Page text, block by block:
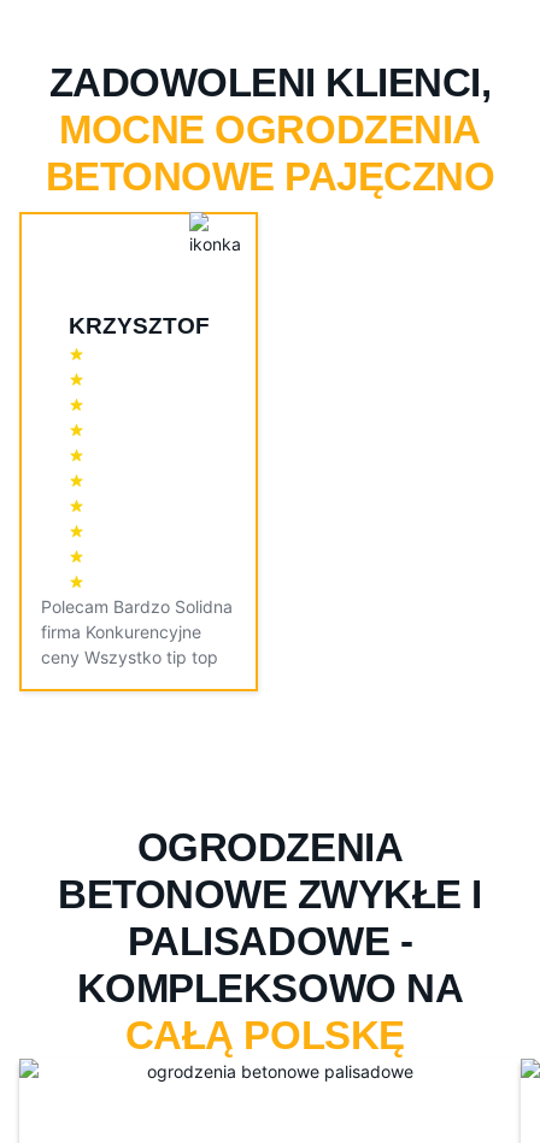
ZADOWOLENI KLIENCI,
MOCNE OGRODZENIA
BETONOWE PAJĘCZNO
KRZYSZTOF
Polecam Bardzo Solidna
firma Konkurencyjne
ceny Wszystko tip top
OGRODZENIA
BETONOWE ZWYKŁE I
PALISADOWE -
KOMPLEKSOWO NA
CAŁĄ POLSKĘ